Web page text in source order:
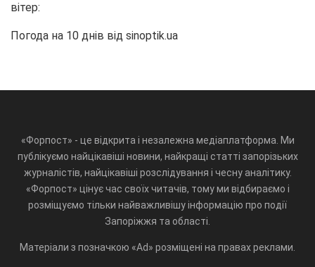
вітер:
Погода на 10 днів від sinoptik.ua
«Форпост» - це відкрита і незалежна медіаплатформа. Ми
публікуємо найцікавіші новини, найкращі статті запорізьких
журналістів, найцікавіші розслідування і чесну аналітику.
«Форпост» цінує час своїх читачів, тому ми відбираємо і
розміщуємо тільки найважливішу інформацію про події
Запоріжжя та області.
Матеріали з позначкою «Ad» розміщені на правах реклами.